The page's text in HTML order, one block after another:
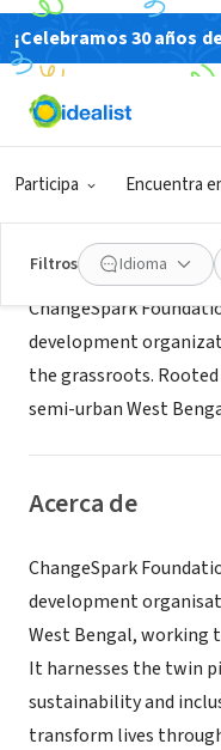
¡Celebramos 30 años
Participa Encuentra
Filtros Idioma
ORGANIZACIÓN SIN
Misión
ChangeSpark
development
the grassroots.
semi-urban West
Acerca de
ChangeSpark
development
West Bengal, working
It harnesses the twin
sustainability and
transform lives